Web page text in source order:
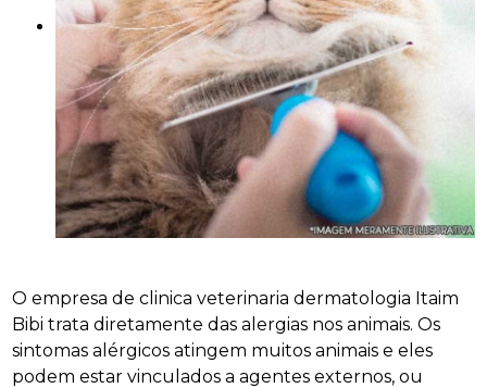
O empresa de clinica veterinaria dermatologia Itaim
Bibi trata diretamente das alergias nos animais. Os
sintomas alérgicos atingem muitos animais e eles
podem estar vinculados a agentes externos, ou